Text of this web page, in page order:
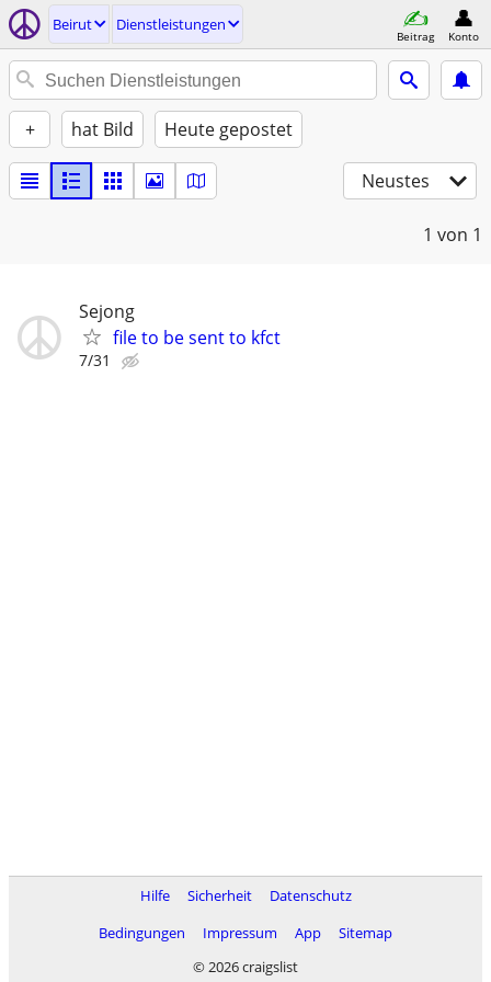
Beirut Dienstleistungen
Beitrag Konto
+ hat Bild Heute gepostet
Neustes
1 von 1
Sejong
file to be sent to kfct
7/31
Hilfe Sicherheit
Datenschutz
Bedingungen
Impressum App
Sitemap
© 2026 craigslist